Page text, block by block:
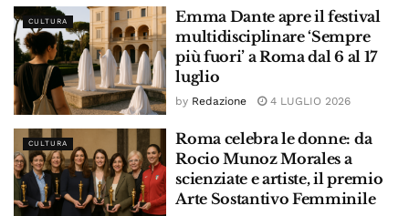
CULTURA
Emma Dante apre il festival
multidisciplinare ‘Sempre
più fuori’ a Roma dal 6 al 17
luglio
by Redazione 4 LUGLIO 2026
CULTURA
Roma celebra le donne: da
Rocio Munoz Morales a
scienziate e artiste, il premio
Arte Sostantivo Femminile